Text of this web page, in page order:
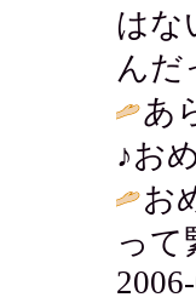
はな
んだ
あ
♪お
お
って